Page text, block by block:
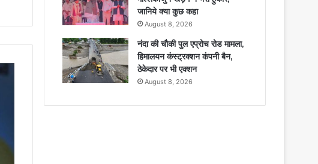
जानिये क्या कुछ कहा
August 8, 2026
नंदा की चौकी पुल एप्रोच रोड मामला,
हिमालयन कंस्ट्रक्शन कंपनी बैन,
ठेकेदार पर भी एक्शन
August 8, 2026